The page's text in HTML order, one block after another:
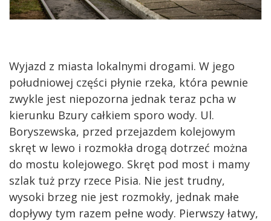
Wyjazd z miasta lokalnymi drogami. W jego
południowej części płynie rzeka, która pewnie
zwykle jest niepozorna jednak teraz pcha w
kierunku Bzury całkiem sporo wody. Ul.
Boryszewska, przed przejazdem kolejowym
skręt w lewo i rozmokła drogą dotrzeć można
do mostu kolejowego. Skręt pod most i mamy
szlak tuż przy rzece Pisia. Nie jest trudny,
wysoki brzeg nie jest rozmokły, jednak małe
dopływy tym razem pełne wody. Pierwszy łatwy,